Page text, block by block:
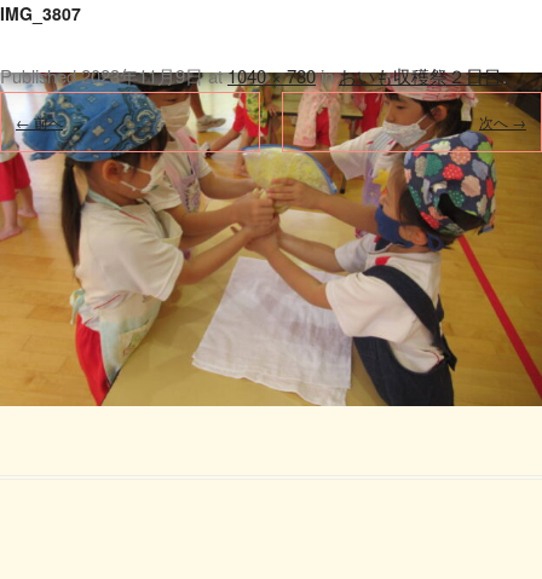
IMG_3807
Published2023年11月9日at1040 × 780inおいも収穫祭２日目.
← 前へ 次へ →